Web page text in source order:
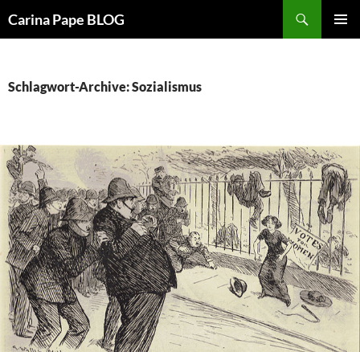
Carina Pape BLOG
Schlagwort-Archive: Sozialismus